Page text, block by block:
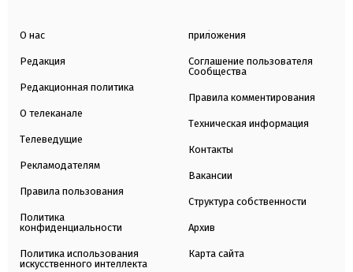
О нас
Редакция
Редакционная политика
О телеканале
Телеведущие
Рекламодателям
Правила пользования
Политика
конфиденциальности
Политика использования
искусственного интеллекта
приложения
Соглашение пользователя
Сообщества
Правила комментирования
Техническая информация
Контакты
Вакансии
Структура собственности
Архив
Карта сайта